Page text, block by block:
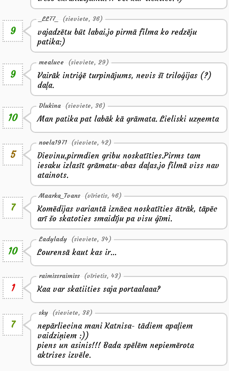
9
_LL77_ (sieviete, 36)
vajadzētu būt labai,jo pirmā filma ko redzēju
patika:)
9
mealuce (sieviete, 29)
Vairāk intriģē turpinājums, nevis šī triloģijas (?)
daļa.
10
Dlukina (sieviete, 36)
Man patika pat labāk kā grāmata. Lieliski uzņemta
5
noela1971 (sieviete, 42)
Dievinu,pirmdien gribu noskatīties.Pirms tam
iesaku izlasīt grāmatu-abas daļas,jo filmā viss nav
atainots.
7
Maarka_Tvans (vīrietis, 46)
Komēdijas variantā iznāca noskatīties ātrāk, tāpēc
arī šo skatoties smaidīju pa visu ģīmi.
10
Ladylady (sieviete, 34)
Lourensā kaut kas ir...
1
raimissraimiss (vīrietis, 43)
Kaa var skatiities saja portaalaaa?
7
sky (sieviete, 38)
nepārliecina mani Katnisa- tādiem apaļiem
vaidziņiem :))
piens un asinis!!! Bada spēlēm nepiemērota
aktrises izvēle.